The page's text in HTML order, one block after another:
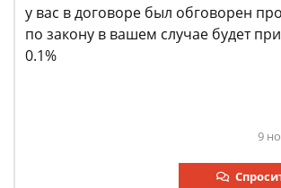
у вас в договоре был обговорен
по закону в вашем случае будет
0.1%
9